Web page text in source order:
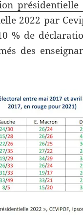
présidentielle
2022 par
% de
des